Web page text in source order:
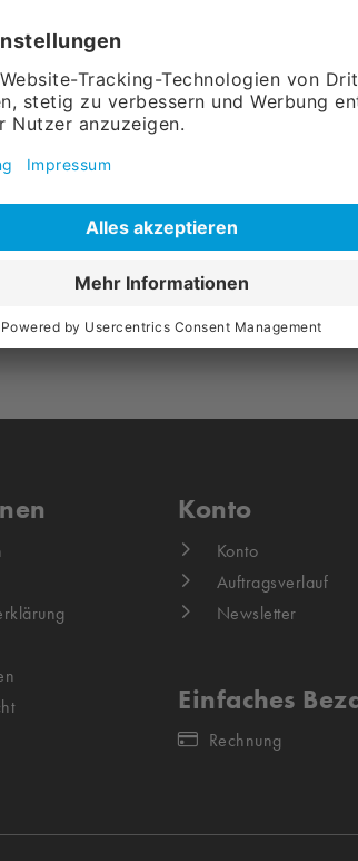
Abbildung ähnlich
und feinporigen Schaum
bereitet es auf die
Duftstoffen und besonders
Konto
Konto
Auftragsverlauf
Newsletter
Einfaches
Rechnung